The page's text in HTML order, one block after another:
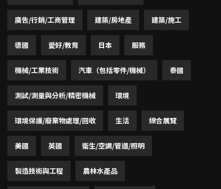
廣告/行銷/工商管理 建築/房地產 建築/施工
德國 愛好/教育 日本 服務
機械/工業技術 汽車（包括零件/機械） 泰國
測試/測量與分析/精密機械 環境
環境保護/廢棄物處理/回收 生活 綜合展覽
美國 英國 衛生/空調/管道/照明
製造技術與工程 農林水產品